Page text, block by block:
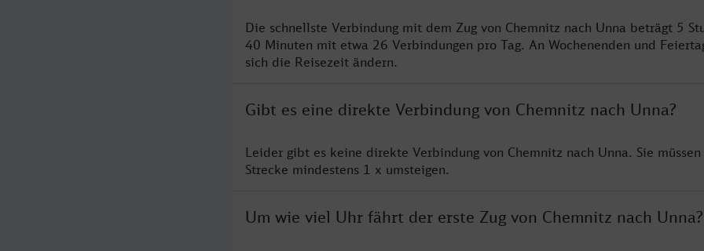
Die schnellste Verbindung mit dem Zug von Chemnitz nach Unna beträgt 5
40 Minuten mit etwa 26 Verbindungen pro Tag. An Wochenenden und
sich die Reisezeit ändern.
Gibt es eine direkte Verbindung von Chemnitz nach Unna?
Leider gibt es keine direkte Verbindung von Chemnitz nach Unna. Sie
Strecke mindestens 1 x umsteigen.
Um wie viel Uhr fährt der erste Zug von Chemnitz nach Unna?